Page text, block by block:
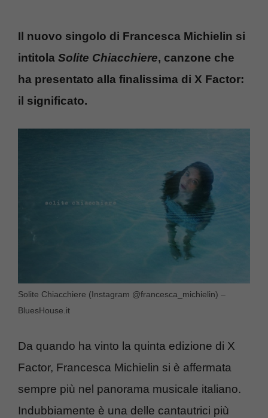
Il nuovo singolo di Francesca Michielin si
intitola Solite Chiacchiere, canzone che
ha presentato alla finalissima di X Factor:
il significato.
Solite Chiacchiere (Instagram @francesca_michielin) –
BluesHouse.it
Da quando ha vinto la quinta edizione di X
Factor, Francesca Michielin si è affermata
sempre più nel panorama musicale italiano.
Indubbiamente è una delle cantautrici più